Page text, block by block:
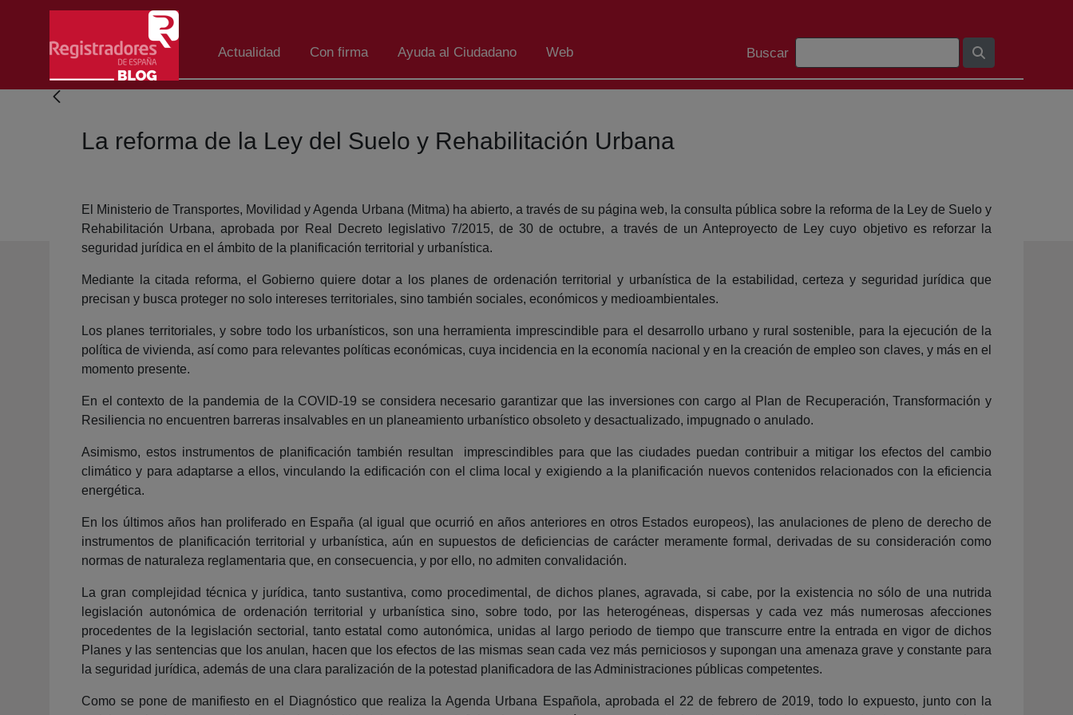
Skip to Main Content
Actualidad Con firma Ayuda al Ciudadano Web
Barra de busca
Buscar
La reforma de la Ley del Suelo y Rehabilitación Urbana
El Ministerio de Transportes, Movilidad y Agenda Urbana (Mitma) ha abierto, a través de su página web, la consulta pública sobre la reforma de la Ley de Suelo y
Rehabilitación Urbana, aprobada por Real Decreto legislativo 7/2015, de 30 de octubre, a través de un Anteproyecto de Ley cuyo objetivo es reforzar la
seguridad jurídica en el ámbito de la planificación territorial y urbanística.
Mediante la citada reforma, el Gobierno quiere dotar a los planes de ordenación territorial y urbanística de la estabilidad, certeza y seguridad jurídica que
precisan y busca proteger no solo intereses territoriales, sino también sociales, económicos y medioambientales.
Los planes territoriales, y sobre todo los urbanísticos, son una herramienta imprescindible para el desarrollo urbano y rural sostenible, para la ejecución de la
política de vivienda, así como para relevantes políticas económicas, cuya incidencia en la economía nacional y en la creación de empleo son claves, y más en el
momento presente.
En el contexto de la pandemia de la COVID-19 se considera necesario garantizar que las inversiones con cargo al Plan de Recuperación, Transformación y
Resiliencia no encuentren barreras insalvables en un planeamiento urbanístico obsoleto y desactualizado, impugnado o anulado.
Asimismo, estos instrumentos de planificación también resultan imprescindibles para que las ciudades puedan contribuir a mitigar los efectos del cambio
climático y para adaptarse a ellos, vinculando la edificación con el clima local y exigiendo a la planificación nuevos contenidos relacionados con la eficiencia
energética.
En los últimos años han proliferado en España (al igual que ocurrió en años anteriores en otros Estados europeos), las anulaciones de pleno de derecho de
instrumentos de planificación territorial y urbanística, aún en supuestos de deficiencias de carácter meramente formal, derivadas de su consideración como
normas de naturaleza reglamentaria que, en consecuencia, y por ello, no admiten convalidación.
La gran complejidad técnica y jurídica, tanto sustantiva, como procedimental, de dichos planes, agravada, si cabe, por la existencia no sólo de una nutrida
legislación autonómica de ordenación territorial y urbanística sino, sobre todo, por las heterogéneas, dispersas y cada vez más numerosas afecciones
procedentes de la legislación sectorial, tanto estatal como autonómica, unidas al largo periodo de tiempo que transcurre entre la entrada en vigor de dichos
Planes y las sentencias que los anulan, hacen que los efectos de las mismas sean cada vez más perniciosos y supongan una amenaza grave y constante para
la seguridad jurídica, además de una clara paralización de la potestad planificadora de las Administraciones públicas competentes.
Como se pone de manifiesto en el Diagnóstico que realiza la Agenda Urbana Española, aprobada el 22 de febrero de 2019, todo lo expuesto, junto con la